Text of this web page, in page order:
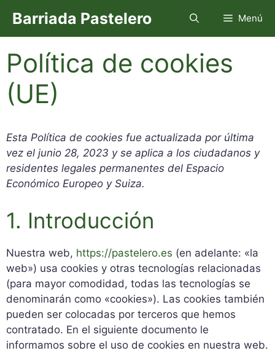
contenido
Barriada Pastelero Menú
Política de cookies
(UE)
Esta Política de cookies fue actualizada por última
vez el junio 28, 2023 y se aplica a los ciudadanos y
residentes legales permanentes del Espacio
Económico Europeo y Suiza.
1. Introducción
Nuestra web, https://pastelero.es (en adelante: «la
web») usa cookies y otras tecnologías relacionadas
(para mayor comodidad, todas las tecnologías se
denominarán como «cookies»). Las cookies también
pueden ser colocadas por terceros que hemos
contratado. En el siguiente documento le
informamos sobre el uso de cookies en nuestra web.